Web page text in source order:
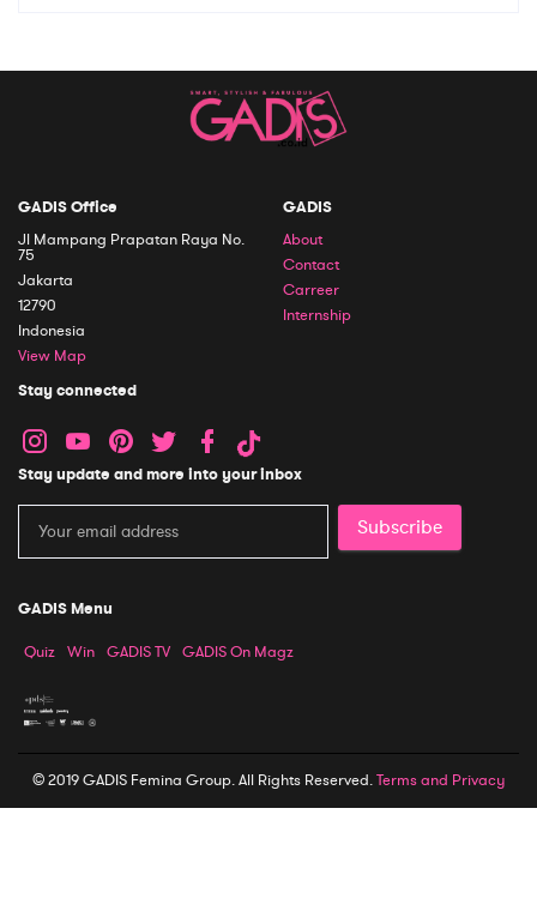
GADIS Office
Jl Mampang Prapatan Raya No.
75
Jakarta
12790
Indonesia
View Map
GADIS
About
Contact
Carreer
Internship
Stay connected
Stay update and more into your inbox
Subscribe
GADIS Menu
Quiz Win GADIS TV GADIS On Magz
© 2019 GADIS Femina Group. All Rights Reserved.Terms and Privacy